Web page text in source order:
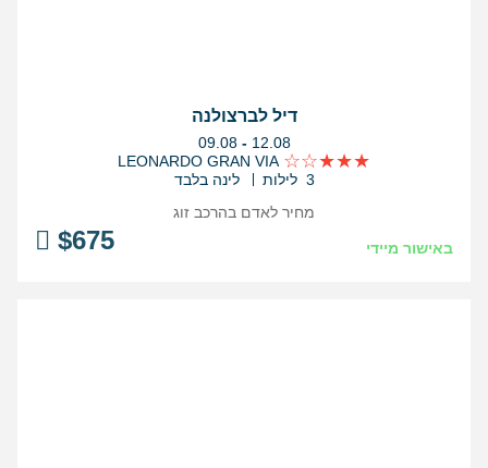
דיל לברצולנה
בין
התאריכים,
09.08 - 12.08
LEONARDO GRAN VIA
3 לילות
לינה בלבד
באישור מיידי $675
מחיר לאדם בהרכב זוג